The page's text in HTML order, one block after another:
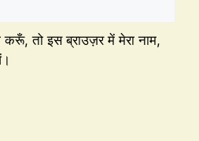
करूँ, तो इस ब्राउज़र में मेरा नाम,